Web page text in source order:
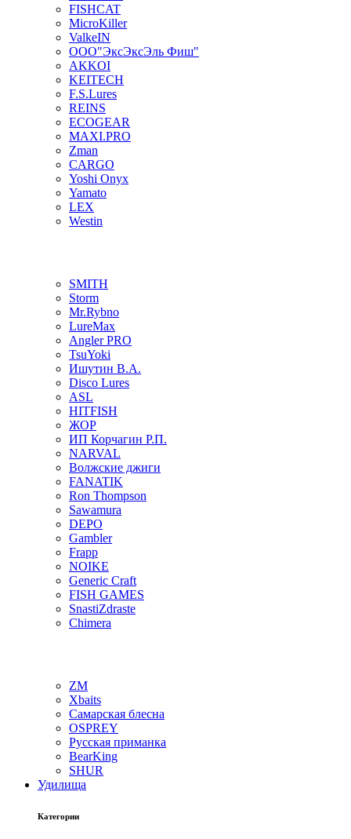
FISHCAT
MicroKiller
ValkeIN
ООО"ЭксЭксЭль Фиш"
AKKOI
KEITECH
F.S.Lures
REINS
ECOGEAR
MAXI.PRO
Zman
CARGO
Yoshi Onyx
Yamato
LEX
Westin
SMITH
Storm
Mr.Rybno
LureMax
Angler PRO
TsuYoki
Ишутин В.А.
Disco Lures
ASL
HITFISH
ЖОР
ИП Корчагин Р.П.
NARVAL
Волжские джиги
FANATIK
Ron Thompson
Sawamura
DEPO
Gambler
Frapp
NOIKE
Generic Craft
FISH GAMES
SnastiZdraste
Chimera
ZM
Xbaits
Самарская блесна
OSPREY
Русская приманка
BearKing
SHUR
Удилища
Категории